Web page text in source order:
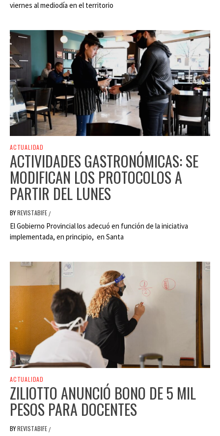
viernes al mediodía en el territorio
ACTUALIDAD
ACTIVIDADES GASTRONÓMICAS: SE
MODIFICAN LOS PROTOCOLOS A
PARTIR DEL LUNES
BYREVISTABIFE /
El Gobierno Provincial los adecuó en función de la iniciativa
implementada, en principio, en Santa
ACTUALIDAD
ZILIOTTO ANUNCIÓ BONO DE 5 MIL
PESOS PARA DOCENTES
BYREVISTABIFE /